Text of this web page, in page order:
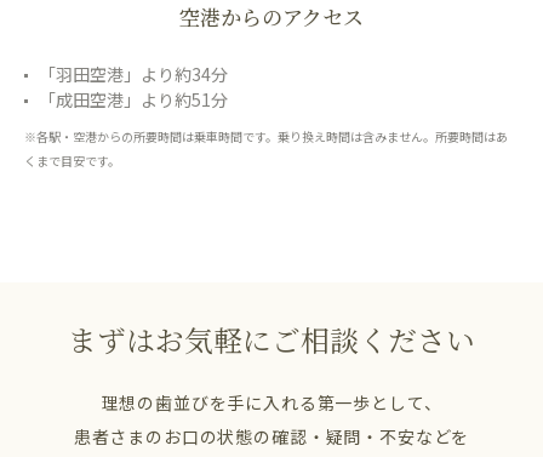
空港からのアクセス
「羽田空港」より約34分
「成田空港」より約51分
※各駅・空港からの所要時間は乗車時間です。乗り換え時間は含みません。所要時間はあ
くまで目安です。
まずはお気軽にご相談ください
理想の歯並びを手に入れる第一歩として、
患者さまのお口の状態の確認・疑問・不安などを